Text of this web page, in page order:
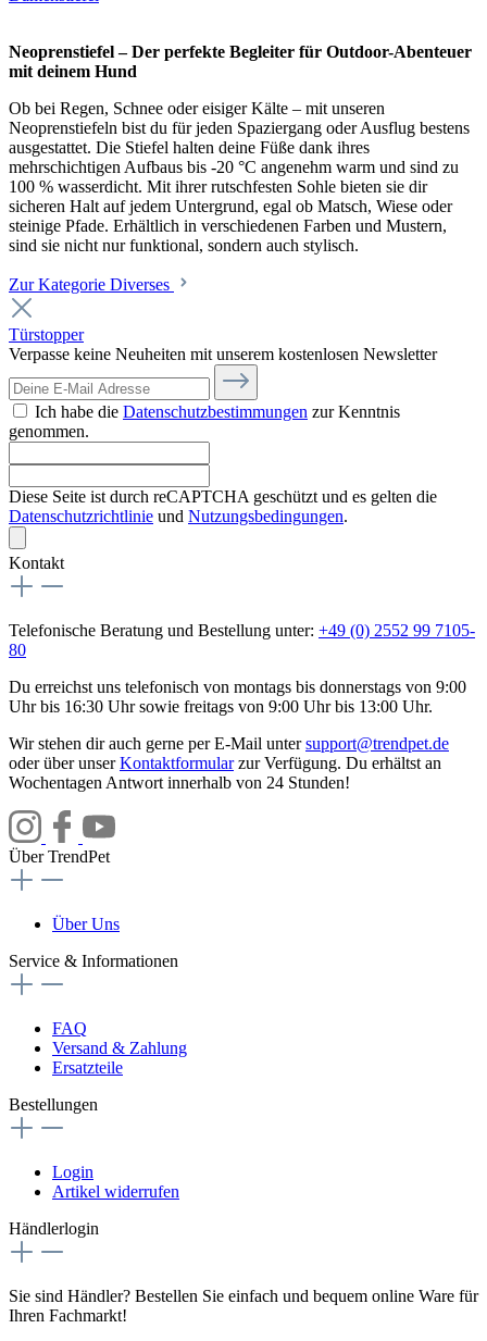
Neoprenstiefel – Der perfekte Begleiter für Outdoor-Abenteuer
mit deinem Hund
Ob bei Regen, Schnee oder eisiger Kälte – mit unseren
Neoprenstiefeln bist du für jeden Spaziergang oder Ausflug bestens
ausgestattet. Die Stiefel halten deine Füße dank ihres
mehrschichtigen Aufbaus bis -20 °C angenehm warm und sind zu
100 % wasserdicht. Mit ihrer rutschfesten Sohle bieten sie dir
sicheren Halt auf jedem Untergrund, egal ob Matsch, Wiese oder
steinige Pfade. Erhältlich in verschiedenen Farben und Mustern,
sind sie nicht nur funktional, sondern auch stylisch.
Zur Kategorie Diverses
Türstopper
Verpasse keine Neuheiten mit unserem kostenlosen Newsletter
Ich habe die Datenschutzbestimmungen zur Kenntnis
genommen.
Diese Seite ist durch reCAPTCHA geschützt und es gelten die
Datenschutzrichtlinie und Nutzungsbedingungen.
Kontakt
Telefonische Beratung und Bestellung unter: +49 (0) 2552 99 7105-
80
Du erreichst uns telefonisch von montags bis donnerstags von 9:00
Uhr bis 16:30 Uhr sowie freitags von 9:00 Uhr bis 13:00 Uhr.
Wir stehen dir auch gerne per E-Mail untersupport@trendpet.de
oder über unserKontaktformularzur Verfügung. Du erhältst an
Wochentagen Antwort innerhalb von 24 Stunden!
Über TrendPet
Über Uns
Service & Informationen
FAQ
Versand & Zahlung
Ersatzteile
Bestellungen
Login
Artikel widerrufen
Händlerlogin
Sie sind Händler? Bestellen Sie einfach und bequem online Ware für
Ihren Fachmarkt!